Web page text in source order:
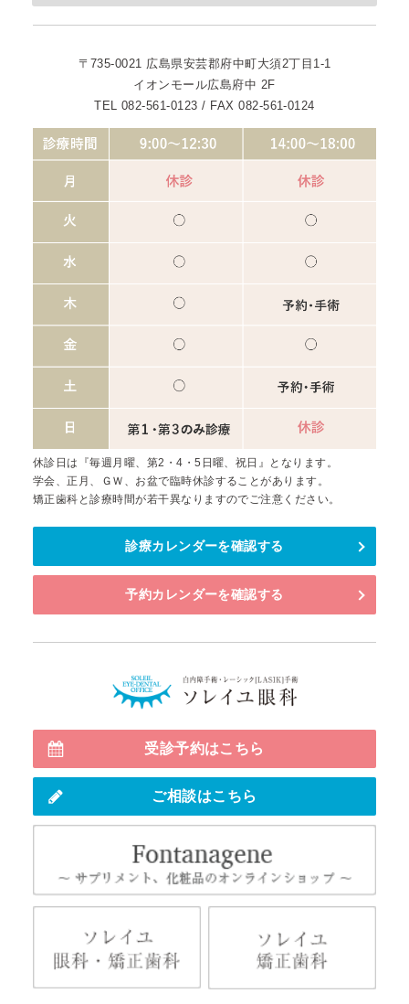
〒735-0021 広島県安芸郡府中町大須2丁目1-1
イオンモール広島府中 2F
TEL 082-561-0123 / FAX 082-561-0124
休診日は『毎週月曜、第2・4・5日曜、祝日』となります。
学会、正月、ＧＷ、お盆で臨時休診することがあります。
矯正歯科と診療時間が若干異なりますのでご注意ください。
診療カレンダーを確認する
予約カレンダーを確認する
受診予約はこちら
ご相談はこちら